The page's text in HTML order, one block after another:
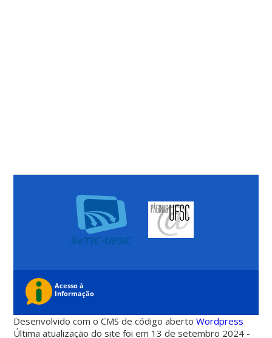
Desenvolvido com o CMS de código abertoWordpress
Última atualização do site foi em 13 de setembro 2024 -